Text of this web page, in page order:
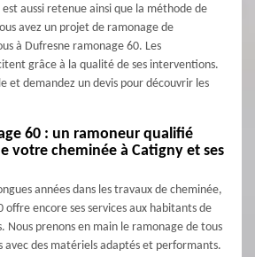
est aussi retenue ainsi que la méthode de
avez un projet de ramonage de
à Dufresne ramonage 60. Les
grâce à la qualité de ses interventions.
et demandez un devis pour découvrir les
60 : un ramoneur qualifié
votre cheminée à Catigny et ses
années dans les travaux de cheminée,
offre encore ses services aux habitants de
Nous prenons en main le ramonage de tous
avec des matériels adaptés et performants.